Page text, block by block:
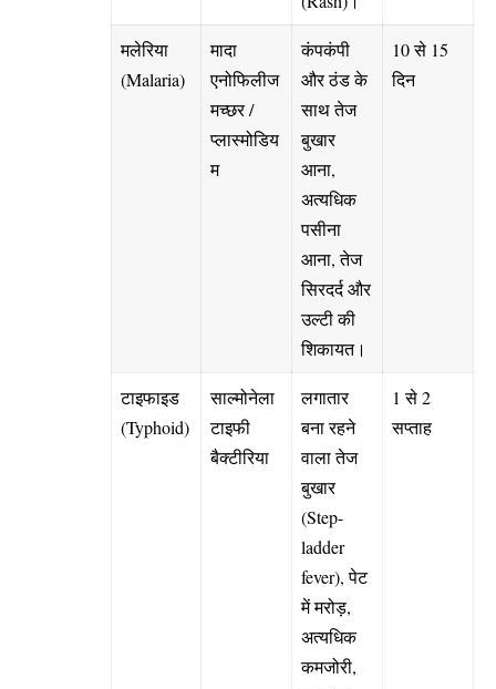
मलेरिया
(Malaria)
मादा
एनोफिलीज
मच्छर /
प्लास्मोडिय
म
कंपकंपी
और ठंड के
साथ तेज
बुखार
आना,
अत्यधिक
पसीना
आना, तेज
सिरदर्द और
उल्टी की
शिकायत।
10 से 15
दिन
टाइफाइड
(Typhoid)
साल्मोनेला
टाइफी
बैक्टीरिया
लगातार
बना रहने
वाला तेज
बुखार
(Step-
ladder
fever), पेट
में मरोड़,
अत्यधिक
कमजोरी,
1 से 2
सप्ताह